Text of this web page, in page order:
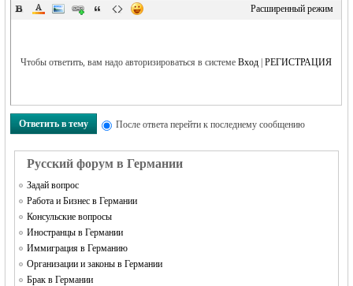
Расширенный режим
Чтобы ответить, вам надо авторизироваться в системеВход |РЕГИСТРАЦИЯ
Ответить в тему После ответа перейти к последнему сообщению
Русский форум в Германии
Задай вопрос
Работа и Бизнес в Германии
Консульские вопросы
Иностранцы в Германии
Иммиграция в Германию
Организации и законы в Германии
Брак в Германии